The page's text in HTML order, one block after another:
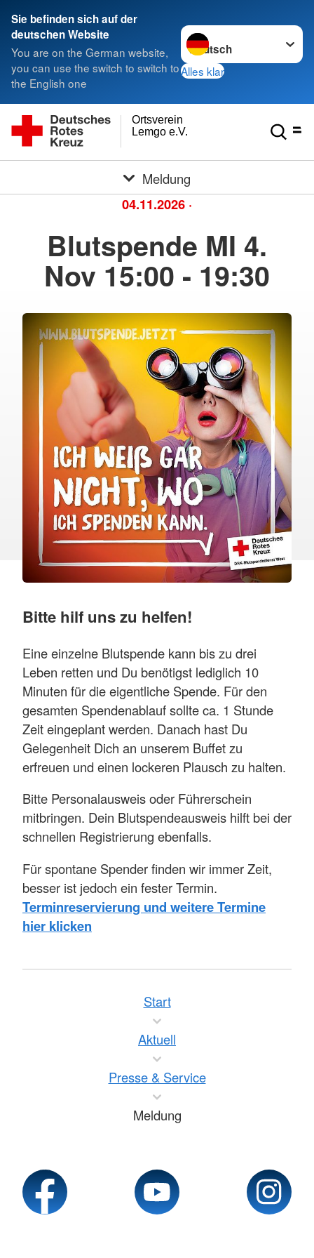
Sie befinden sich auf der
deutschen Website
You are on the German website,
you can use the switch to switch to
the English one
Sprache wechseln zu
Alles klar
Lemgo e.V.
Ortsverein
Meldung
04.11.2026 ·
Blutspende MI 4.
Nov 15:00 - 19:30
Bitte hilf uns zu helfen!
Eine einzelne Blutspende kann bis zu drei
Leben retten und Du benötigst lediglich 10
Minuten für die eigentliche Spende. Für den
gesamten Spendenablauf sollte ca. 1 Stunde
Zeit eingeplant werden. Danach hast Du
Gelegenheit Dich an unserem Buffet zu
erfreuen und einen lockeren Plausch zu halten.
Bitte Personalausweis oder Führerschein
mitbringen. Dein Blutspendeausweis hilft bei der
schnellen Registrierung ebenfalls.
Für spontane Spender finden wir immer Zeit,
besser ist jedoch ein fester Termin.
Terminreservierung und weitere Termine
hier klicken
Start
Aktuell
Presse & Service
Meldung